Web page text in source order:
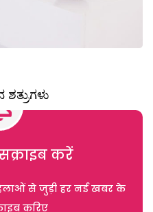
करें
से जुड़ी हर नई खबर के
करिए